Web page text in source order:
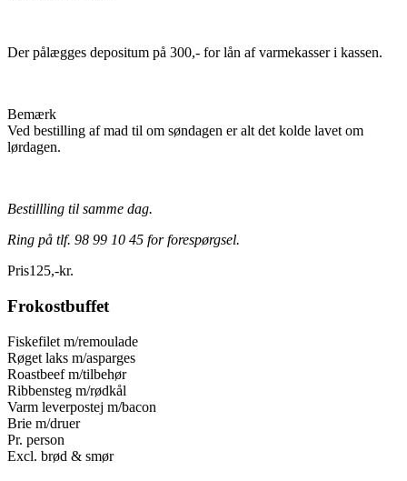
Der pålægges depositum på 300,- for lån af varmekasser i kassen.
Bemærk
Ved bestilling af mad til om søndagen er alt det kolde lavet om
lørdagen.
Bestillling til samme dag.
Ring på tlf. 98 99 10 45 for forespørgsel.
Pris125,-kr.
Frokostbuffet
Fiskefilet m/remoulade
Røget laks m/asparges
Roastbeef m/tilbehør
Ribbensteg m/rødkål
Varm leverpostej m/bacon
Brie m/druer
Pr. person
Excl. brød & smør